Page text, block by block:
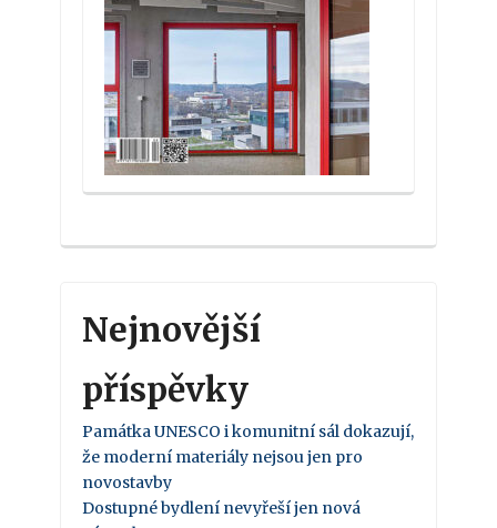
Nejnovější
příspěvky
Památka UNESCO i komunitní sál dokazují,
že moderní materiály nejsou jen pro
novostavby
Dostupné bydlení nevyřeší jen nová